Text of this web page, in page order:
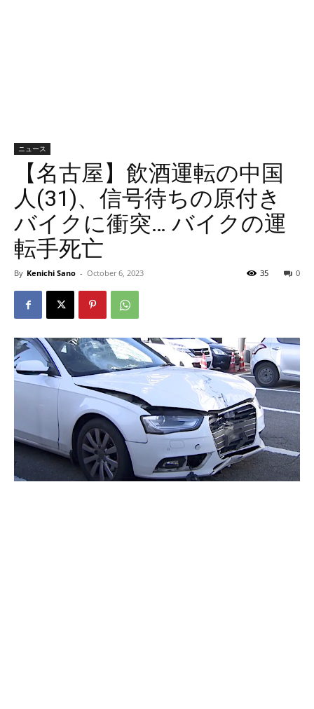
ニュース
【名古屋】飲酒運転の中国
人(31)、信号待ちの原付き
バイクに衝突… バイクの運
転手死亡
By Kenichi Sano - October 6, 2023 0
35